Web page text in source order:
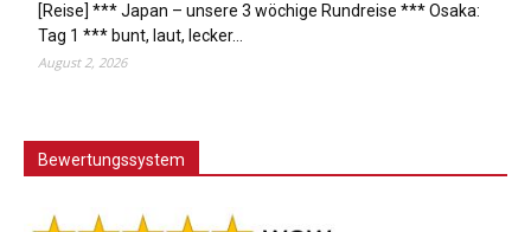
[Reise] *** Japan – unsere 3 wöchige Rundreise *** Osaka:
Tag 1 *** bunt, laut, lecker…
August 2, 2026
Bewertungssystem